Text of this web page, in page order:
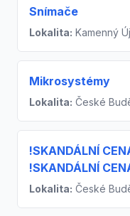
Snímače
Lokalita: Kamenný
Mikrosystémy
Lokalita: České
!SKANDÁLNÍ
!SKANDÁLNÍ
Lokalita: České